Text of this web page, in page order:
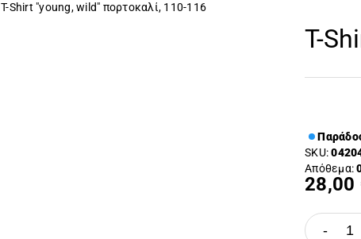
T-Shirt "young, wild" πορτοκαλί, 110-116
T-
SKU:
Απόθεμα:
28,00
-